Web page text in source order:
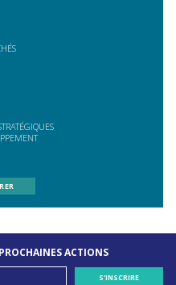
ACTIONS